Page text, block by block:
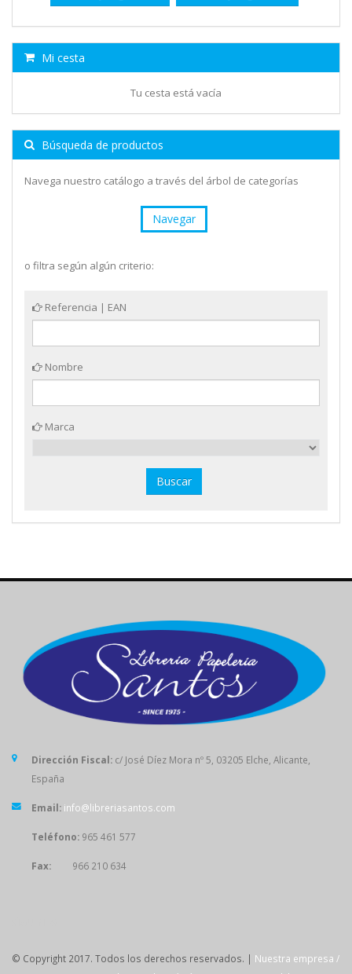
Mi cesta
Tu cesta está vacía
Búsqueda de productos
Navega nuestro catálogo a través del árbol de categorías
Navegar
o filtra según algún criterio:
Referencia | EAN
Nombre
Marca
Dirección Fiscal: c/ José Díez Mora nº 5, 03205 Elche, Alicante,
España
Email: info@libreriasantos.com
Teléfono: 965 461 577
Fax: 966 210 634
© Copyright 2017. Todos los derechos reservados. | Nuestra empresa /